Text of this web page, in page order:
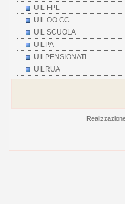
UIL FPL
UIL OO.CC.
UIL SCUOLA
UILPA
UILPENSIONATI
UILRUA